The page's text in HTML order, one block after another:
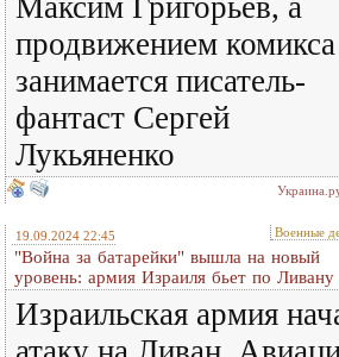
Максим Григорьев, а
продвижением комикса
занимается писатель-
фантаст Сергей
Лукьяненко
19.09.2024 22:45 Военные
"Война за батарейки" вышла на новый
уровень: армия Израиля бьет по Ливану
Израильская армия